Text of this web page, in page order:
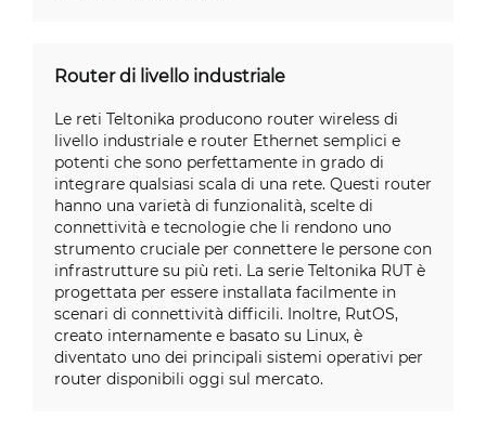
Router di livello industriale
Le reti Teltonika producono router wireless di
livello industriale e router Ethernet semplici e
potenti che sono perfettamente in grado di
integrare qualsiasi scala di una rete. Questi router
hanno una varietà di funzionalità, scelte di
connettività e tecnologie che li rendono uno
strumento cruciale per connettere le persone con
infrastrutture su più reti. La serie Teltonika RUT è
progettata per essere installata facilmente in
scenari di connettività difficili. Inoltre, RutOS,
creato internamente e basato su Linux, è
diventato uno dei principali sistemi operativi per
router disponibili oggi sul mercato.